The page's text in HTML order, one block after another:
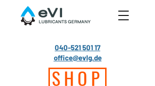
040-521 501 17
office@evlg.de
SHOP